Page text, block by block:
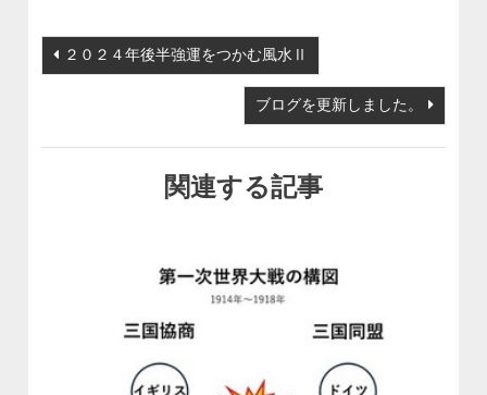
投稿ナビゲーション
２０２４年後半強運をつかむ風水Ⅱ
ブログを更新しました。
関連する記事